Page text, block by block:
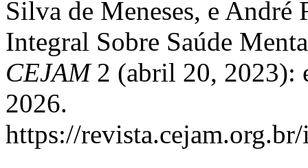
Silva de Meneses, e
Integral Sobre Saúde
CEJAM2 (abril 20, 2023):
2026.
https://